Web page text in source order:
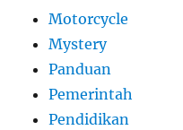
Motorcycle
Mystery
Panduan
Pemerintah
Pendidikan